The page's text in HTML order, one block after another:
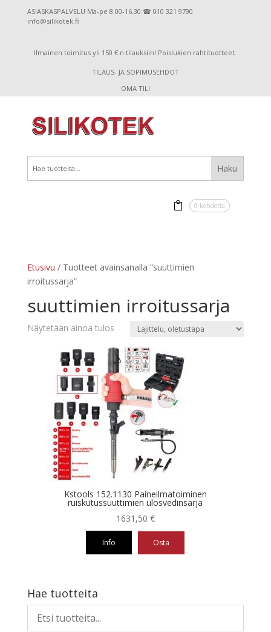
ASIASKASPALVELU Ma-pe 8.00-16.30 ☎ 010 321 9790
info@silikotek.fi
Ilmainen toimitus yli 150 €:n tilauksiin! Poislukien rahtituotteet.
TILAUS- JA SOPIMUSEHDOT
OMA TILI
0 kohdetta
Etusivu / Tuotteet avainsanalla “suuttimien
irroitussarja”
suuttimien irroitussarja
Näytetään ainoa tulos
Kstools 152.1130 Paineilmatoiminen
ruiskutussuuttimien ulosvedinsarja
1631,50 €
Info Osta
Hae tuotteita